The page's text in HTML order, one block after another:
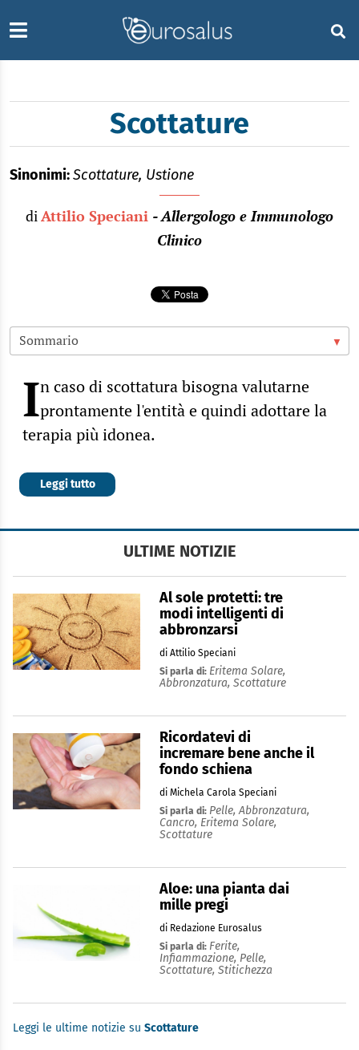
Scottature
Sinonimi:Scottature, Ustione
diAttilio Speciani - Allergologo e Immunologo
Clinico
In caso di scottatura bisogna valutarne
prontamente l'entità e quindi adottare la
terapia più idonea.
Leggi tutto
ULTIME NOTIZIE
Al sole protetti: tre
modi intelligenti di
abbronzarsi
di Attilio Speciani
Si parla di: Eritema Solare,
Abbronzatura,Scottature
Ricordatevi di
incremare bene anche il
fondo schiena
di Michela Carola Speciani
Si parla di: Pelle,Abbronzatura,
Cancro, Eritema Solare,
Scottature
Aloe: una pianta dai
mille pregi
di Redazione Eurosalus
Si parla di: Ferite,
Infiammazione, Pelle,
Scottature,Stitichezza
Leggi le ultime notizie su Scottature